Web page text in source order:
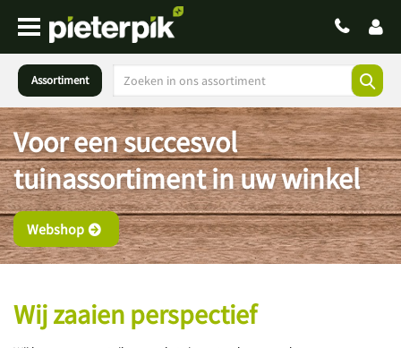
Assortiment
Voor een succesvol
tuinassortiment in uw winkel
Webshop
Wij zaaien perspectief